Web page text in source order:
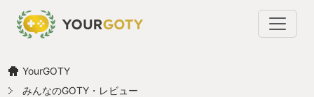
YourGOTY
みんなのGOTY・レビュー